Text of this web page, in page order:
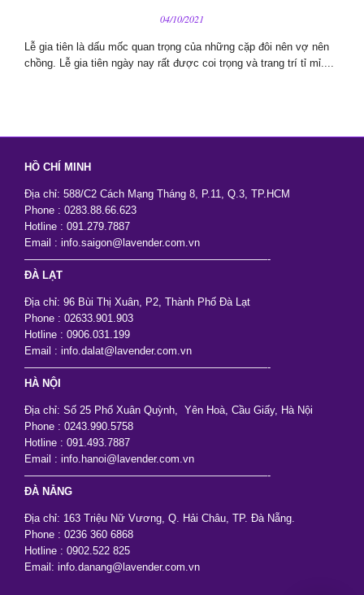
04/10/2021
Lễ gia tiên là dấu mốc quan trọng của những cặp đôi nên vợ nên
chồng. Lễ gia tiên ngày nay rất được coi trọng và trang trí tỉ mỉ....
HỒ CHÍ MINH
Địa chỉ: 588/C2 Cách Mạng Tháng 8, P.11, Q.3, TP.HCM
Phone : 0283.88.66.623
Hotline : 091.279.7887
Email : info.saigon@lavender.com.vn
———————————————————————-
ĐÀ LẠT
Địa chỉ: 96 Bùi Thị Xuân, P2, Thành Phố Đà Lạt
Phone : 02633.901.903
Hotline : 0906.031.199
Email : info.dalat@lavender.com.vn
———————————————————————-
HÀ NỘI
Địa chỉ: Số 25 Phố Xuân Quỳnh, Yên Hoà, Cầu Giấy, Hà Nội
Phone : 0243.990.5758
Hotline : 091.493.7887
Email : info.hanoi@lavender.com.vn
———————————————————————-
ĐÀ NẴNG
Địa chỉ: 163 Triệu Nữ Vương, Q. Hải Châu, TP. Đà Nẵng.
Phone : 0236 360 6868
Hotline : 0902.522 825
Email: info.danang@lavender.com.vn